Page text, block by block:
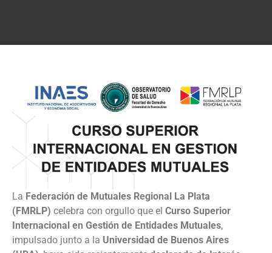
La Federación de Mutuales Regional La Plata
(FMRLP) celebra con orgullo que el Curso Superior
Internacional en Gestión de Entidades Mutuales,
impulsado junto a la Universidad de Buenos Aires